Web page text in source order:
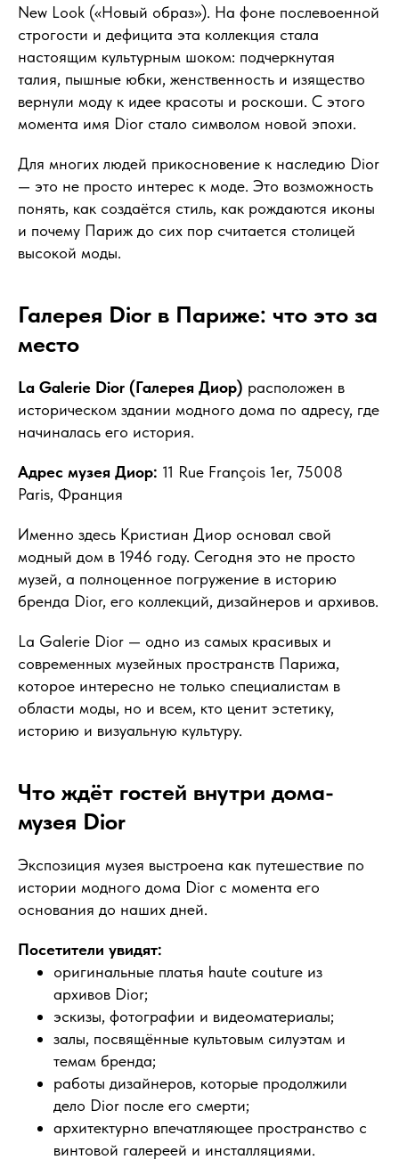
New Look («Новый образ»). На фоне послевоенной
строгости и дефицита эта коллекция стала
настоящим культурным шоком: подчеркнутая
талия, пышные юбки, женственность и изящество
вернули моду к идее красоты и роскоши. С этого
момента имя Dior стало символом новой эпохи.
Для многих людей прикосновение к наследию Dior
— это не просто интерес к моде. Это возможность
понять, как создаётся стиль, как рождаются иконы
и почему Париж до сих пор считается столицей
высокой моды.
Галерея Dior в Париже: что это за
место
La Galerie Dior (Галерея Диор) расположен в
историческом здании модного дома по адресу, где
начиналась его история.
Адрес музея Диор: 11 Rue François 1er, 75008
Paris, Франция
Именно здесь Кристиан Диор основал свой
модный дом в 1946 году. Сегодня это не просто
музей, а полноценное погружение в историю
бренда Dior, его коллекций, дизайнеров и архивов.
La Galerie Dior — одно из самых красивых и
современных музейных пространств Парижа,
которое интересно не только специалистам в
области моды, но и всем, кто ценит эстетику,
историю и визуальную культуру.
Что ждёт гостей внутри дома-
музея Dior
Экспозиция музея выстроена как путешествие по
истории модного дома Dior с момента его
основания до наших дней.
Посетители увидят:
оригинальные платья haute couture из
архивов Dior;
эскизы, фотографии и видеоматериалы;
залы, посвящённые культовым силуэтам и
темам бренда;
работы дизайнеров, которые продолжили
дело Dior после его смерти;
архитектурно впечатляющее пространство с
винтовой галереей и инсталляциями.